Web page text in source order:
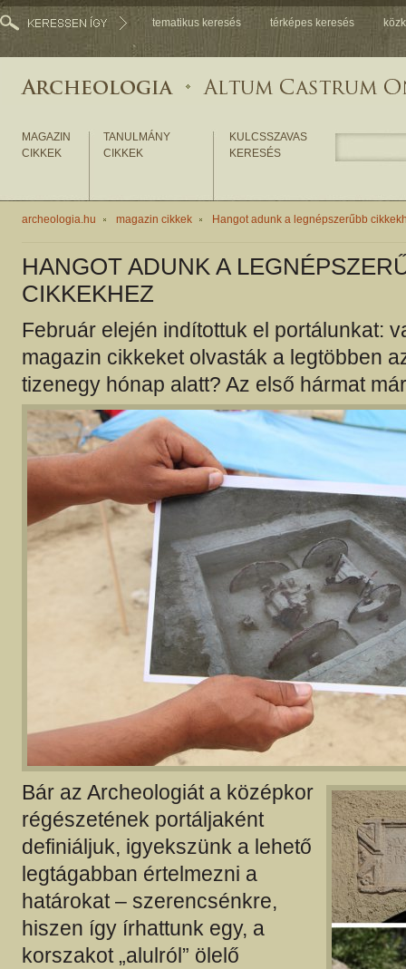
tematikus keresés térképes keresés
MAGAZIN
CIKKEK
TANULMÁNY
CIKKEK
KULCSSZAVAS
KERESÉS
archeologia.hu magazin cikkek Hangot adunk a legnépszerűbb
HANGOT ADUNK A
CIKKEKHEZ
Február elején indítottuk el portálunkat:
magazin cikkeket olvasták a legtöbben
tizenegy hónap alatt? Az első hármat
Bár az Archeologiát a középkor
régészetének portáljaként
definiáljuk, igyekszünk a lehető
legtágabban értelmezni a
határokat – szerencsénkre,
hiszen így írhattunk egy, a
korszakot „alulról” ölelő